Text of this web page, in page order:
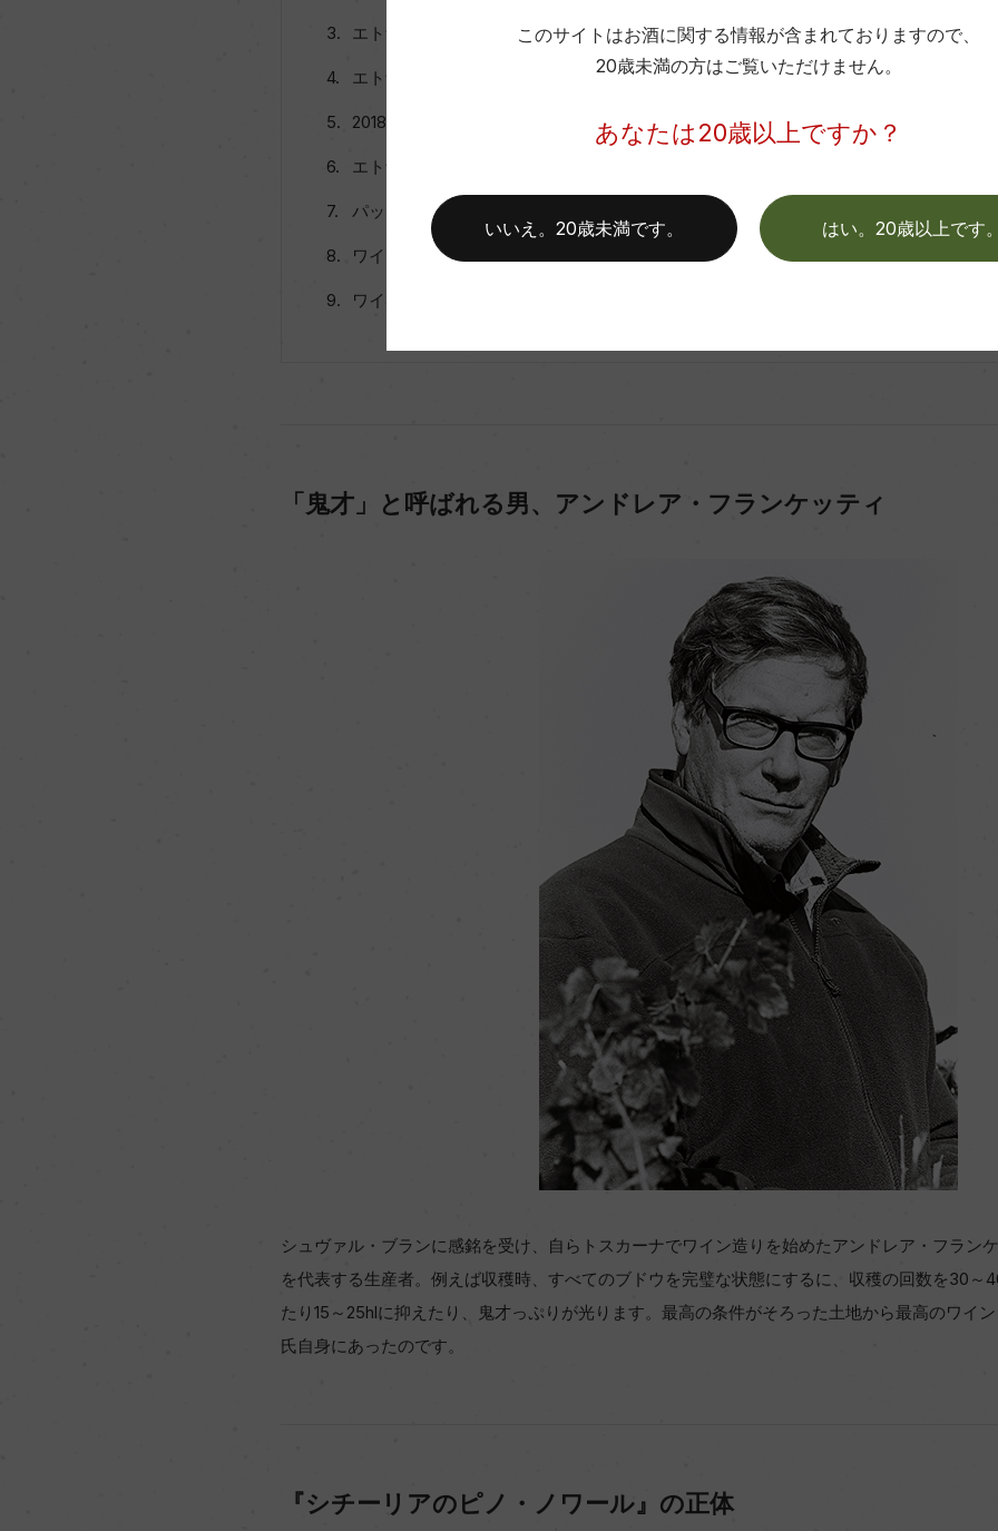
エトナ山がもたらすメリット
エトナで確立したエレガントスタイル
2018VTが初リリース、コントラーダ ビアンコ PC
エトナのテロワールの違いを表現したクリュワイン
パッソビアンコ、パッソロッソ、フランケッティ
ワイン「フランケッティ」にかける思い①
ワイン「フランケッティ」にかける思い②
「鬼才」と呼ばれる男、アンドレア・フランケッティ
シュヴァル・ブランに感銘を受け、自らトスカーナでワイン造りを始めたアンドレア・フラン
を代表する生産者。例えば収穫時、すべてのブドウを完璧な状態にするに、収穫の回数を30～
たり15～25hlに抑えたり、鬼才っぷりが光ります。最高の条件がそろった土地から最高のワイ
氏自身にあったのです。
『シチーリアのピノ・ノワール』の正体
このサイトはお酒に関する情報が含まれておりますので、
20歳未満の方はご覧いただけません。
あなたは20歳以上ですか？
はい。20歳以上です
いいえ。20歳未満です。